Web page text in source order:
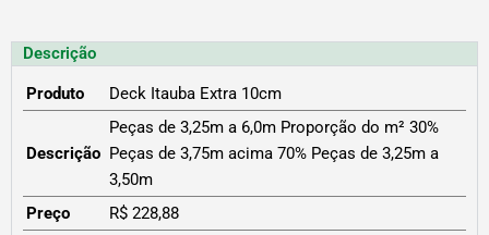
Descrição
Produto Deck Itauba Extra 10cm
Descrição
Peças de 3,25m a 6,0m Proporção do m² 30%
Peças de 3,75m acima 70% Peças de 3,25m a
3,50m
Preço
R$ 228,88